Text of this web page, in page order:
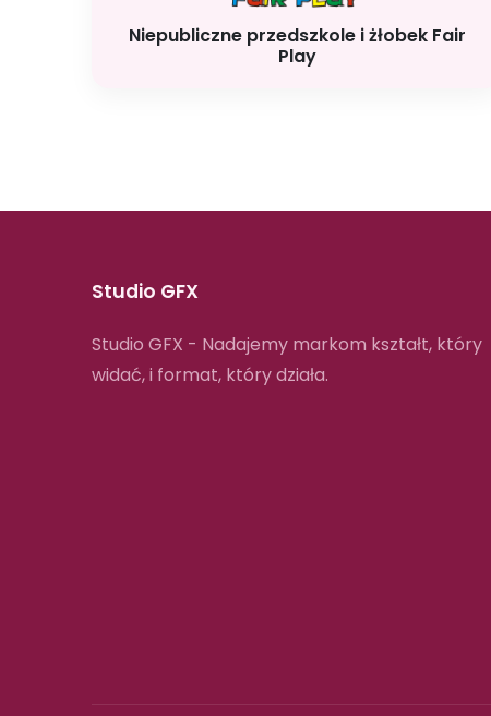
Niepubliczne przedszkole i żłobek Fair
Play
Studio GFX
Studio GFX - Nadajemy markom kształt, który
widać, i format, który działa.